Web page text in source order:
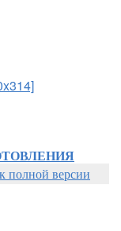
к полной версии